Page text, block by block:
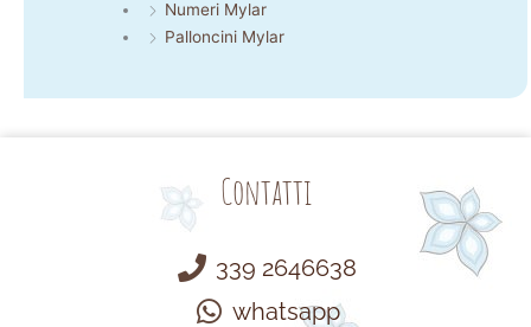
Numeri Mylar
Palloncini Mylar
Contatti
339 2646638
whatsapp